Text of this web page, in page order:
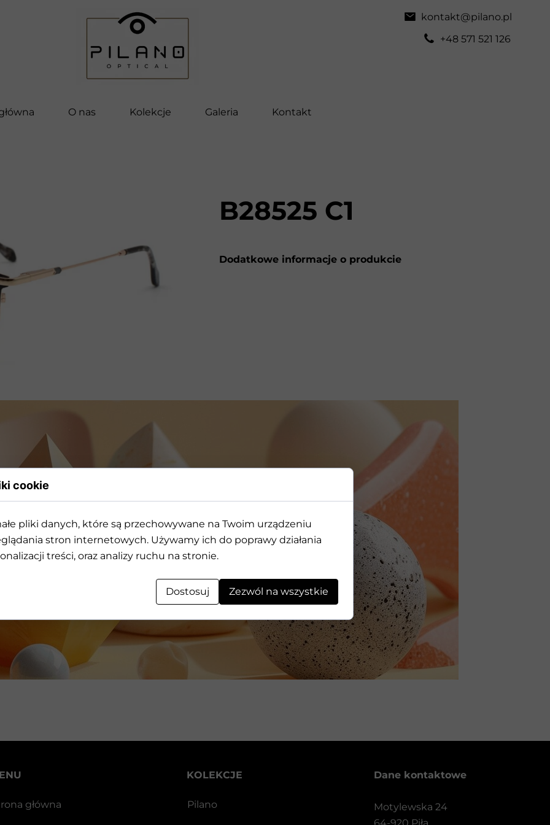
+48 571 521 126
kontakt@pilano.pl
O nas Kolekcje
Clip-On
Przeciwsłoneczne
Galeria Kontakt
geometrii kamienia
Geometryczne kształty 3D wykonane z kamienia
Dodatkowe informacje o produkcie
B28525 C1
KOLEKCJE
Pilano
główna
Dane kontaktowe
Motylewska 24
cookie
pliki danych, które są przechowywane na Twoim urządzeniu
stron internetowych. Używamy ich do poprawy działania
treści, oraz analizy ruchu na stronie.
Dostosuj Zezwól na wszystkie